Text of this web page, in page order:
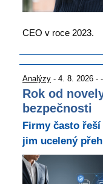
CEO v roce 2023.
Analýzy - 4. 8. 2026 -
Rok od
bezpečnosti
Firmy často
jim ucelený